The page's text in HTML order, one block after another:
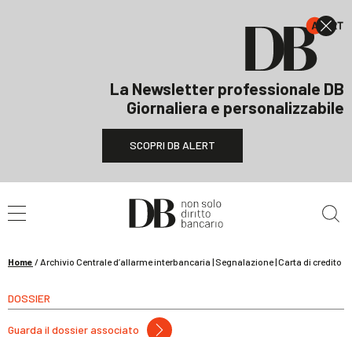
La Newsletter professionale DB
Giornaliera e personalizzabile
SCOPRI DB ALERT
Home /Archivio Centrale d’allarme interbancaria | Segnalazione | Carta di credito
DOSSIER
Guarda il dossier associato